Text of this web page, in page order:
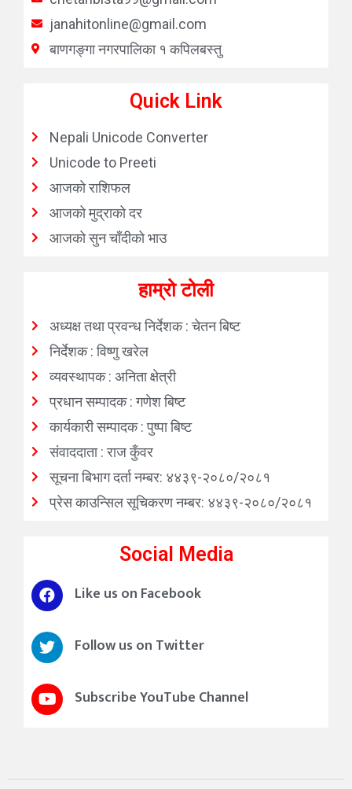
janahitonline@gmail.com
बाणगङ्गा नगरपालिका १ कपिलबस्तु
Quick Link
Nepali Unicode Converter
Unicode to Preeti
आजको राशिफल
आजको मुद्राको दर
आजको सुन चाँदीको भाउ
हाम्रो टोली
अध्यक्ष तथा प्रवन्ध निर्देशक : चेतन बिष्ट
निर्देशक : विष्णु खरेल
व्यवस्थापक : अनिता क्षेत्री
प्रधान सम्पादक : गणेश बिष्ट
कार्यकारी सम्पादक : पुष्पा बिष्ट
संवाददाता : राज कुँवर
सूचना बिभाग दर्ता नम्बर: ४४३९-२०८०/२०८१
प्रेस काउन्सिल सूचिकरण नम्बर: ४४३९-२०८०/२०८१
Social Media
Like us on Facebook
Follow us on Twitter
Subscribe YouTube Channel